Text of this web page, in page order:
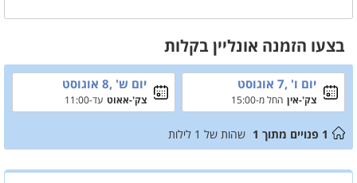
ואפילו מתקן מתנפח לילדים. פינת מנגל פחמים מקצועית מסודרת במיוחד
לארוחות צהריים או ערב מהנות. בנוסף, סלון יוקרתי ומרווח, טלוויזיה חכמה
ואזורי ישיבה נוחים, כדי להרגיש בבית בכל רגע של החופשה שלכם.
בצעו הזמנה אונליין בקלות
יום ו' ,7 אוגוסט
צק'-אין החל מ-15:00
יום ש' ,8 אוגוסט
צק'-אאוט עד-11:00
1 פנויים מתוך 1 שהות של 1 לילות